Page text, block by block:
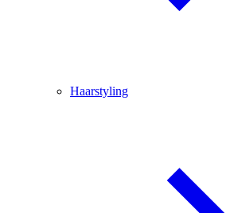
Haarstyling